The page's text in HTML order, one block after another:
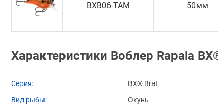
BXB06-TAM 50мм
Характеристики Воблер Rapala
Серия: BX® Brat
Вид рыбы:
Окунь